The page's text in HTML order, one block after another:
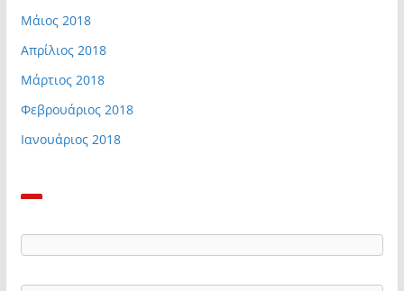
Μάιος 2018
Απρίλιος 2018
Μάρτιος 2018
Φεβρουάριος 2018
Ιανουάριος 2018